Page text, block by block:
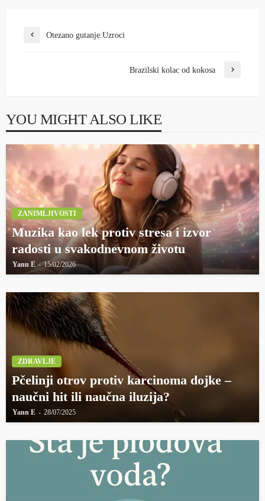
Otezano gutanje:Uzroci
Brazilski kolac od kokosa
YOU MIGHT ALSO LIKE
ZANIMLJIVOSTI
Muzika kao lek protiv stresa i izvor
radosti u svakodnevnom životu
Yann E 15/02/2026
ZDRAVLJE
Pčelinji otrov protiv karcinoma dojke –
naučni hit ili naučna iluzija?
Yann E 28/07/2025